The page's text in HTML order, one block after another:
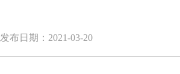
发布日期：2021-03-20